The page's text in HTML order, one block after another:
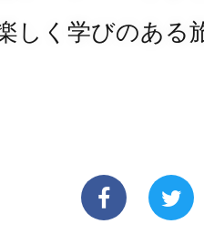
しく学びのある